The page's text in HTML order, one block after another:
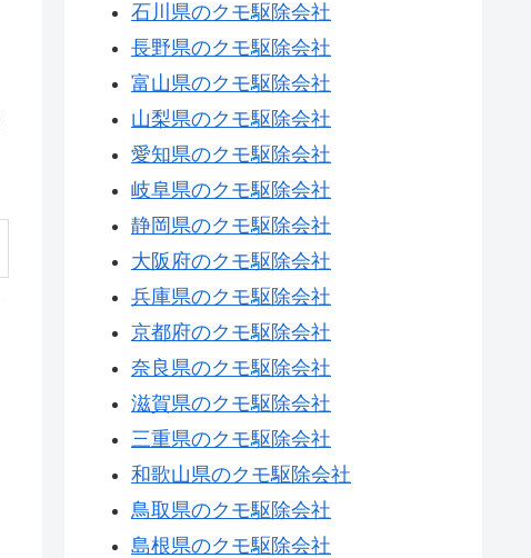
石川県のクモ駆除会社
長野県のクモ駆除会社
富山県のクモ駆除会社
山梨県のクモ駆除会社
愛知県のクモ駆除会社
岐阜県のクモ駆除会社
静岡県のクモ駆除会社
大阪府のクモ駆除会社
兵庫県のクモ駆除会社
京都府のクモ駆除会社
奈良県のクモ駆除会社
滋賀県のクモ駆除会社
三重県のクモ駆除会社
和歌山県のクモ駆除会社
鳥取県のクモ駆除会社
島根県のクモ駆除会社